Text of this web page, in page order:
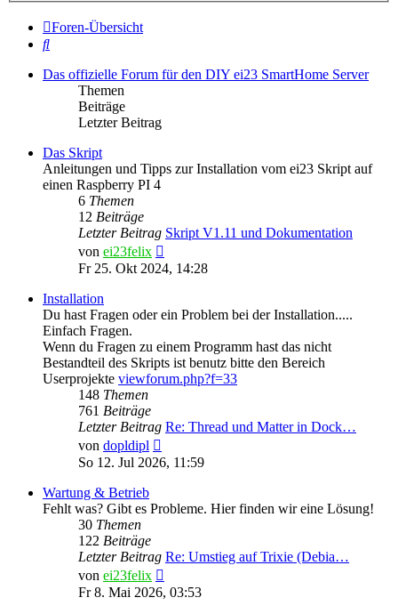
Foren-Übersicht
Suche
Das offizielle Forum für den DIY ei23 SmartHome Server
Themen
Beiträge
Letzter Beitrag
Das Skript
Anleitungen und Tipps zur Installation vom ei23 Skript auf
einen Raspberry PI 4
6 Themen
12 Beiträge
Letzter Beitrag Skript V1.11 und Dokumentation
von ei23felix
Beitrag
Fr 25. Okt 2024, 14:28
Installation
Du hast Fragen oder ein Problem bei der Installation.....
Einfach Fragen.
Wenn du Fragen zu einem Programm hast das nicht
Bestandteil des Skripts ist benutz bitte den Bereich
Userprojekte viewforum.php?f=33
148 Themen
761 Beiträge
Letzter Beitrag Re: Thread und Matter in Dock…
von dopldipl
Beitrag
So 12. Jul 2026, 11:59
Wartung & Betrieb
Fehlt was? Gibt es Probleme. Hier finden wir eine Lösung!
30 Themen
122 Beiträge
Letzter Beitrag Re: Umstieg auf Trixie (Debia…
von ei23felix
Beitrag
Fr 8. Mai 2026, 03:53